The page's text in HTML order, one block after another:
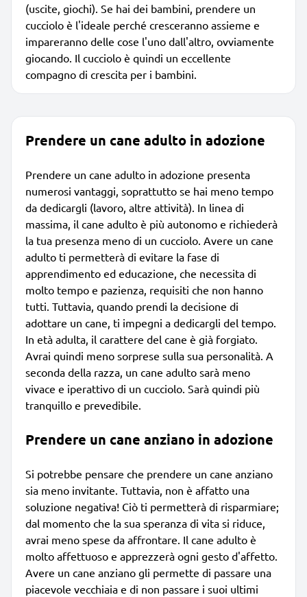
(uscite, giochi). Se hai dei bambini, prendere un
cucciolo è l'ideale perché cresceranno assieme e
impareranno delle cose l'uno dall'altro, ovviamente
giocando. Il cucciolo è quindi un eccellente
compagno di crescita per i bambini.
Prendere un cane adulto in adozione
Prendere un cane adulto in adozione presenta
numerosi vantaggi, soprattutto se hai meno tempo
da dedicargli (lavoro, altre attività). In linea di
massima, il cane adulto è più autonomo e richiederà
la tua presenza meno di un cucciolo. Avere un cane
adulto ti permetterà di evitare la fase di
apprendimento ed educazione, che necessita di
molto tempo e pazienza, requisiti che non hanno
tutti. Tuttavia, quando prendi la decisione di
adottare un cane, ti impegni a dedicargli del tempo.
In età adulta, il carattere del cane è già forgiato.
Avrai quindi meno sorprese sulla sua personalità. A
seconda della razza, un cane adulto sarà meno
vivace e iperattivo di un cucciolo. Sarà quindi più
tranquillo e prevedibile.
Prendere un cane anziano in adozione
Si potrebbe pensare che prendere un cane anziano
sia meno invitante. Tuttavia, non è affatto una
soluzione negativa! Ciò ti permetterà di risparmiare;
dal momento che la sua speranza di vita si riduce,
avrai meno spese da affrontare. Il cane adulto è
molto affettuoso e apprezzerà ogni gesto d'affetto.
Avere un cane anziano gli permette di passare una
piacevole vecchiaia e di non passare i suoi ultimi